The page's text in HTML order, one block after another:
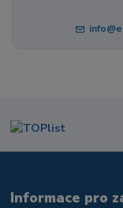
Informace pro